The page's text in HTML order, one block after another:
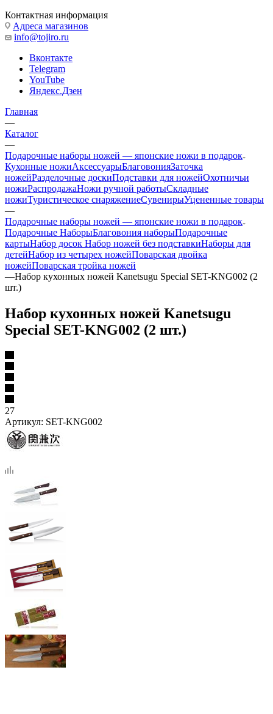
Контактная информация
Адреса магазинов
info@tojiro.ru
Вконтакте
Telegram
YouTube
Яндекс.Дзен
Главная
—
Каталог
—
Подарочные наборы ножей — японские ножи в подарок
Кухонные ножиАксессуарыБлаговонияЗаточка
ножейРазделочные доскиПодставки для ножейОхотничьи
ножиРаспродажаНожи ручной работыСкладные
ножиТуристическое снаряжениеСувенирыУцененные товары
—
Подарочные наборы ножей — японские ножи в подарок
Подарочные НаборыБлаговония наборыПодарочные
картыНабор досок Набор ножей без подставкиНаборы для
детейНабор из четырех ножейПоварская двойка
ножейПоварская тройка ножей
—Набор кухонных ножей Kanetsugu Special SET-KNG002 (2
шт.)
Набор кухонных ножей Kanetsugu
Special SET-KNG002 (2 шт.)
27
Артикул: SET-KNG002